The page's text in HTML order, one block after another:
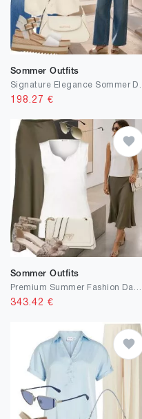
Sommer Outfits
198.27 €
Sommer Outfits
343.42 €